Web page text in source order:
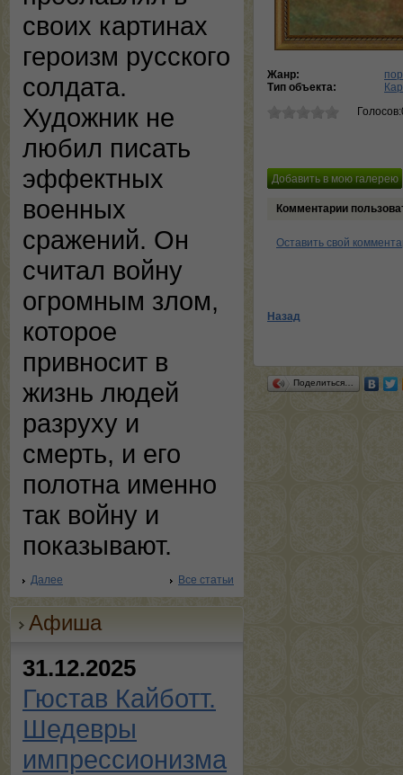
своих картинах
героизм русского
солдата.
Художник не
любил писать
эффектных
военных
сражений. Он
считал войну
огромным злом,
которое
привносит в
жизнь людей
разруху и
смерть, и его
полотна именно
так войну и
показывают.
Далее Все статьи
Афиша
31.12.2025
Гюстав Кайботт.
Шедевры
импрессионизма
Жанр:
Тип объекта:
Комментарии
Оставить свой
Назад
Поделиться…